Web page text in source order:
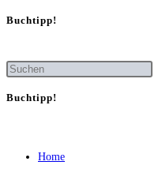
Buch­tipp!
Buch­tipp!
Home